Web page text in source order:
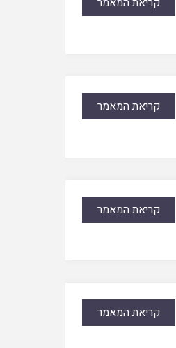
קריאת המאמר
קריאת המאמר
קריאת המאמר